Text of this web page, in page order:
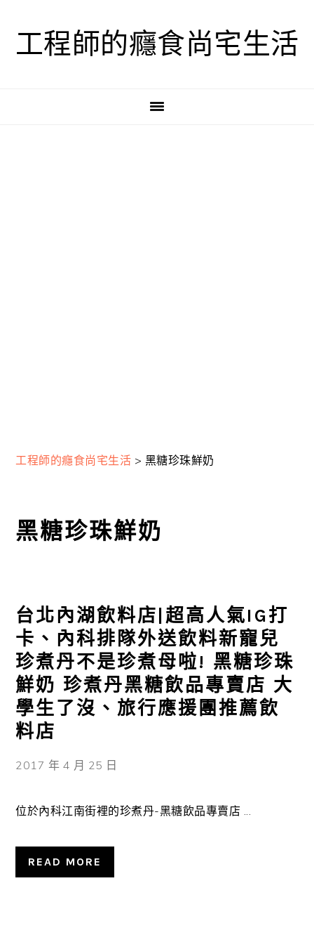
工程師的癮食尚宅生活
工程師的癮食尚宅生活 > 黑糖珍珠鮮奶
黑糖珍珠鮮奶
台北內湖飲料店|超高人氣IG打
卡、內科排隊外送飲料新寵兒
珍煮丹不是珍煮母啦! 黑糖珍珠
鮮奶 珍煮丹黑糖飲品專賣店 大
學生了沒、旅行應援團推薦飲
料店
2017 年 4 月 25 日
位於內科江南街裡的珍煮丹-黑糖飲品專賣店 ...
READ MORE